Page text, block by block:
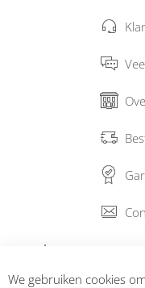
Abonneer
We gebruiken cookies